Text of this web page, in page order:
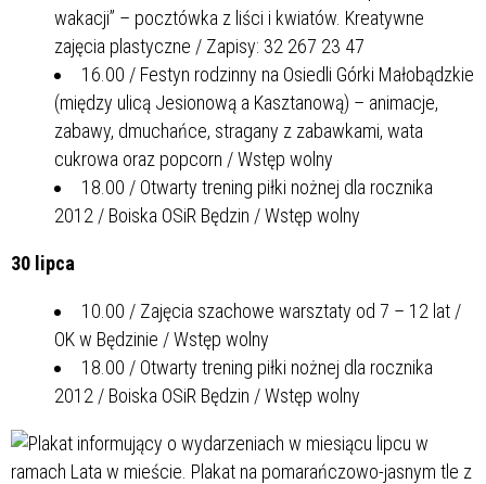
wakacji” – pocztówka z liści i kwiatów. Kreatywne
zajęcia plastyczne / Zapisy: 32 267 23 47
16.00 / Festyn rodzinny na Osiedli Górki Małobądzkie
(między ulicą Jesionową a Kasztanową) – animacje,
zabawy, dmuchańce, stragany z zabawkami, wata
cukrowa oraz popcorn / Wstęp wolny
18.00 / Otwarty trening piłki nożnej dla rocznika
2012 / Boiska OSiR Będzin / Wstęp wolny
30 lipca
10.00 / Zajęcia szachowe warsztaty od 7 – 12 lat /
OK w Będzinie / Wstęp wolny
18.00 / Otwarty trening piłki nożnej dla rocznika
2012 / Boiska OSiR Będzin / Wstęp wolny